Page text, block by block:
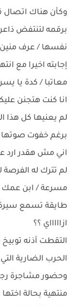
وكأن هناك اتصال
برقمه لتنتفض
نفسها / عرف منين
إجابته اخيرا مع
معاتبا / كدة يا
انا كنت هتجنن
لم يعنيها كل هذا
برغم خفوت صوتها
اني مش هقدر ارد
لم تترك له الفرصة
مسرعة / ابن عمك
طايقة تسمع سيرة
ازاااااي ؟؟
التقطت أذنه توبيخ
الحرب الضارية
وحضور مشاجرة
منتهية بحالة